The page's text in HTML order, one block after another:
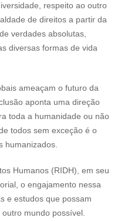
respeito ao outro
de direitos a partir da
verdades absolutas,
diversas formas de vida
ameaçam o futuro da
aponta uma direção
toda a humanidade ou não
todos sem exceção é o
humanizados.
Humanos (RIDH), em seu
o engajamento nessa
e estudos que possam
mundo possível.